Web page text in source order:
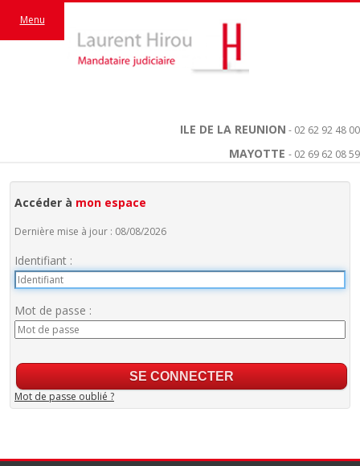
ILE DE LA REUNION - 02 62 92 48 00
MAYOTTE - 02 69 62 08 59
Menu
Accéder à mon espace
Dernière mise à jour : 08/08/2026
Identifiant :
Mot de passe :
Mot de passe oublié ?